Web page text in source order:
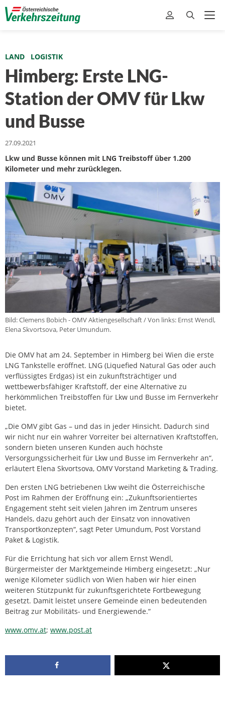
LAND LOGISTIK
Himberg: Erste LNG-
Station der OMV für Lkw
und Busse
27.09.2021
Lkw und Busse können mit LNG Treibstoff über 1.200
Kilometer und mehr zurücklegen.
Bild: Clemens Bobich - OMV Aktiengesellschaft / Von links: Ernst Wendl,
Elena Skvortsova, Peter Umundum.
Die OMV hat am 24. September in Himberg bei Wien die erste
LNG Tankstelle eröffnet. LNG (Liquefied Natural Gas oder auch
verflüssigtes Erdgas) ist ein zukunftsträchtiger und
wettbewerbsfähiger Kraftstoff, der eine Alternative zu
herkömmlichen Treibstoffen für Lkw und Busse im Fernverkehr
bietet.
„Die OMV gibt Gas – und das in jeder Hinsicht. Dadurch sind
wir nicht nur ein wahrer Vorreiter bei alternativen Kraftstoffen,
sondern bieten unseren Kunden auch höchste
Versorgungssicherheit für Lkw und Busse im Fernverkehr an“,
erläutert Elena Skvortsova, OMV Vorstand Marketing & Trading.
Den ersten LNG betriebenen Lkw weiht die Österreichische
Post im Rahmen der Eröffnung ein: „Zukunftsorientiertes
Engagement steht seit vielen Jahren im Zentrum unseres
Handels, dazu gehört auch der Einsatz von innovativen
Transportkonzepten“, sagt Peter Umundum, Post Vorstand
Paket & Logistik.
Für die Errichtung hat sich vor allem Ernst Wendl,
Bürgermeister der Marktgemeinde Himberg eingesetzt: „Nur
wenige Kilometer südlich von Wien haben wir hier einen
weiteren Stützpunkt für zukunftsgerichtete Fortbewegung
gesetzt. Damit leistet unsere Gemeinde einen bedeutenden
Beitrag zur Mobilitäts- und Energiewende.“
www.omv.at; www.post.at